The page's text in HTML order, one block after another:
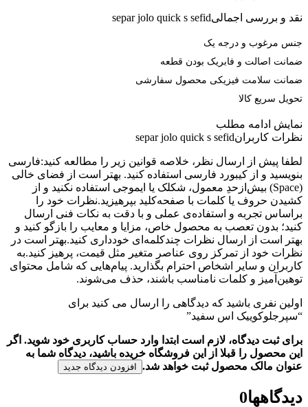
نقد و بررسی اجمالیsepar jolo quick s sefid
جنس مرغوب و درجه یک
ضمانت اصالت و فابریک بودن قطعه
ضمانت سلامت فیزیکی محصول سفارشی
تحویل سریع کالا
نمایش ادامه مطلب
نظرات کاربرانsepar jolo quick s sefid
لطفا پیش از ارسال نظر، خلاصه قوانین زیر را مطالعه کنید:فارسی
بنویسید و از کیبورد فارسی استفاده کنید. بهتر است از فضای خالی
(Space) بیش‌از‌حدِ معمول، شکلک یا ایموجی استفاده نکنید و از
کشیدن حروف یا کلمات با صفحه‌کلید بپرهیزید.نظرات خود را
براساس تجربه و استفاده‌ی عملی و با دقت به نکات فنی ارسال
کنید؛ بدون تعصب به محصول خاص، مزایا و معایب را بازگو کنید و
بهتر است از ارسال نظرات چندکلمه‌‌ای خودداری کنید.بهتر است در
نظرات خود از تمرکز روی عناصر متغیر مثل قیمت، پرهیز کنید.به
کاربران و سایر اشخاص احترام بگذارید. پیام‌هایی که شامل محتوای
توهین‌آمیز و کلمات نامناسب باشند، حذف می‌شوند.
اولین نفری باشید که دیدگاهی را ارسال می کنید برای
“سپرجلوکوییک اس سفید”
برای ثبت دیدگاه، لازم است ابتدا وارد حساب کاربری خود شوید. اگر
این محصول را قبلا از این فروشگاه خریده باشید، دیدگاه شما به
عنوان مالک محصول ثبت خواهد شد.
افزودن دیدگاه جدید
دیدگاهها0